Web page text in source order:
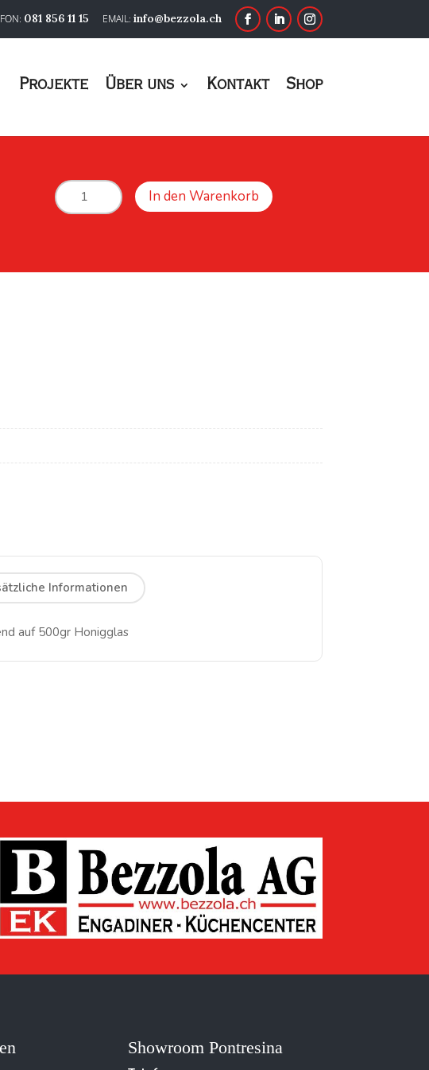
081 856 11 15 info@bezzola.ch
Projekte Über uns Kontakt Shop
Deckel
&
In den Warenkorb
Informationen
auf 500gr Honigglas
Showroom Pontresina